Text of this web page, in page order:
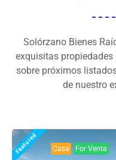
Solórzano Bienes
exquisitas
sobre próximos
de nuestro
Featured Casa For Venta